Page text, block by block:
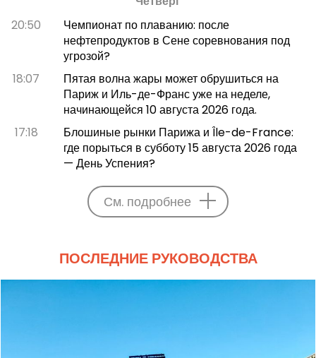
20:50
Чемпионат по плаванию: после
нефтепродуктов в Сене соревнования под
угрозой?
18:07
Пятая волна жары может обрушиться на
Париж и Иль-де-Франс уже на неделе,
начинающейся 10 августа 2026 года.
17:18
Блошиные рынки Парижа и Île-de-France:
где порыться в субботу 15 августа 2026 года
— День Успения?
См. подробнее
ПОСЛЕДНИЕ РУКОВОДСТВА